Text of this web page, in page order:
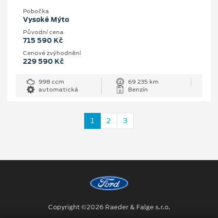
Pobočka
Vysoké Mýto
Původní cena
715 590 Kč
Cenové zvýhodnění
229 590 Kč
998 ccm
69 235 km
automatická
Benzín
1 2 3
Copyright ©2026 Raeder & Falge s.r.o.